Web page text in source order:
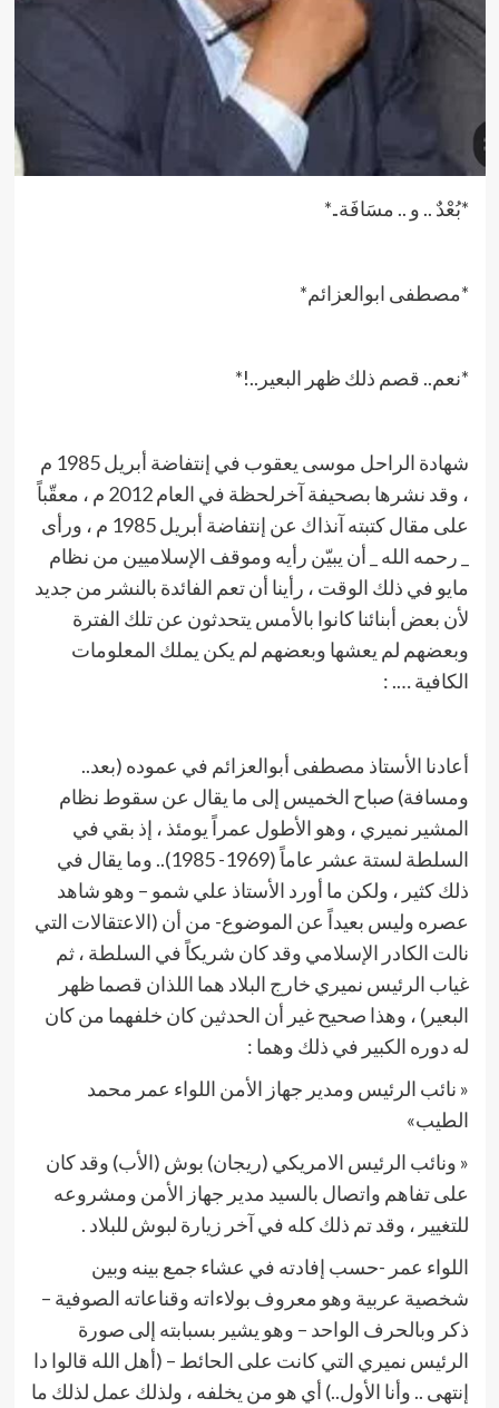
*بُعْدٌ .. و .. مسَافَة..*
*مصطفى ابوالعزائم*
*نعم.. قصم ذلك ظهر البعير..!*
شهادة الراحل موسى يعقوب في إنتفاضة أبريل 1985 م
، وقد نشرها بصحيفة آخرلحظة في العام 2012 م ، معقّباً
على مقال كتبته آنذاك عن إنتفاضة أبريل 1985 م ، ورأى
_ رحمه الله _ أن يبيّن رأيه وموقف الإسلاميين من نظام
مايو في ذلك الوقت ، رأينا أن تعم الفائدة بالنشر من جديد
لأن بعض أبنائنا كانوا بالأمس يتحدثون عن تلك الفترة
وبعضهم لم يعشها وبعضهم لم يكن يملك المعلومات
الكافية …. :
أعادنا الأستاذ مصطفى أبوالعزائم في عموده (بعد..
ومسافة) صباح الخميس إلى ما يقال عن سقوط نظام
المشير نميري ، وهو الأطول عمراً يومئذ ، إذ بقي في
السلطة لستة عشر عاماً (1969- 1985).. وما يقال في
ذلك كثير ، ولكن ما أورد الأستاذ علي شمو – وهو شاهد
عصره وليس بعيداً عن الموضوع- من أن (الاعتقالات التي
نالت الكادر الإسلامي وقد كان شريكاً في السلطة ، ثم
غياب الرئيس نميري خارج البلاد هما اللذان قصما ظهر
البعير) ، وهذا صحيح غير أن الحدثين كان خلفهما من كان
له دوره الكبير في ذلك وهما :
« نائب الرئيس ومدير جهاز الأمن اللواء عمر محمد
الطيب»
« ونائب الرئيس الامريكي (ريجان) بوش (الأب) وقد كان
على تفاهم واتصال بالسيد مدير جهاز الأمن ومشروعه
للتغيير ، وقد تم ذلك كله في آخر زيارة لبوش للبلاد .
اللواء عمر -حسب إفادته في عشاء جمع بينه وبين
شخصية عربية وهو معروف بولاءاته وقناعاته الصوفية –
ذكر وبالحرف الواحد – وهو يشير بسبابته إلى صورة
الرئيس نميري التي كانت على الحائط – (أهل الله قالوا دا
إنتهى .. وأنا الأول..) أي هو من يخلفه ، ولذلك عمل لذلك ما